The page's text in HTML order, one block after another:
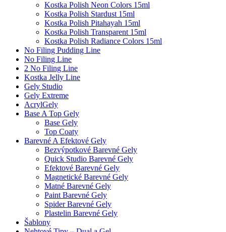
Kostka Polish Neon Colors 15ml
Kostka Polish Stardust 15ml
Kostka Polish Pitahayah 15ml
Kostka Polish Transparent 15ml
Kostka Polish Radiance Colors 15ml
No Filing Pudding Line
No Filing Line
2 No Filing Line
Kostka Jelly Line
Gely Studio
Gely Extreme
AcrylGely
Base A Top Gely
Base Gely
Top Coaty
Barevné A Efektové Gely
Bezvýpotkové Barevné Gely
Quick Studio Barevné Gely
Efektové Barevné Gely
Magnetické Barevné Gely
Matné Barevné Gely
Paint Barevné Gely
Spider Barevné Gely
Plastelin Barevné Gely
Šablony